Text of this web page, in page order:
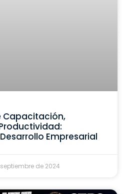
Capacitación,
Empresarial
de 2024